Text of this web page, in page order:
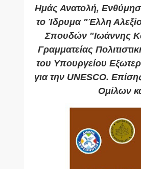
Ημάς Ανατολή,
το Ίδρυμα "Έλλη
Σπουδών "Ιωάννης
Γραμματείας
του Υπουργείου
για την UNESCO.
Ομίλων